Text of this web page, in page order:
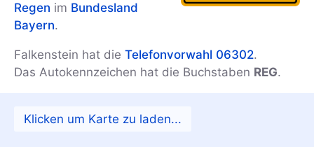
Regen im Bundesland
Bayern.
Falkenstein hat die Telefonvorwahl 06302.
Das Autokennzeichen hat die Buchstaben REG.